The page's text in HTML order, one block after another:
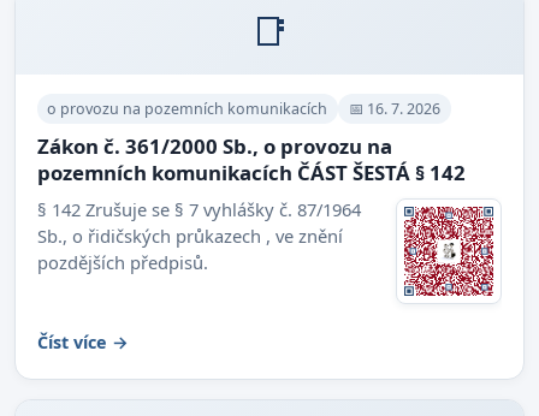
📑
o provozu na pozemních komunikacích 📅 16. 7. 2026
Zákon č. 361/2000 Sb., o provozu na
pozemních komunikacích ČÁST ŠESTÁ § 142
§ 142 Zrušuje se § 7 vyhlášky č. 87/1964
Sb., o řidičských průkazech , ve znění
pozdějších předpisů.
Číst více →